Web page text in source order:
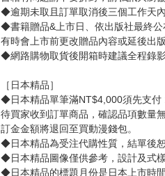
［一般商品］
◆有任何問題請聯繫客服。
用評價溝通者，日後將不再提供購書
◆不同月份商品可一起結帳，等訂單
◆預購商品皆無現貨，商品圖為示意
◆商品如有缺件、瑕疵，請務必取貨3
◆書籍拆封無法更換及退貨(內頁印刷
書籍有問題請不要拆封，請私訊大廚
◆逾期未取且訂單取消後三個工作天
◆書籍贈品&上市日、依出版社最終公